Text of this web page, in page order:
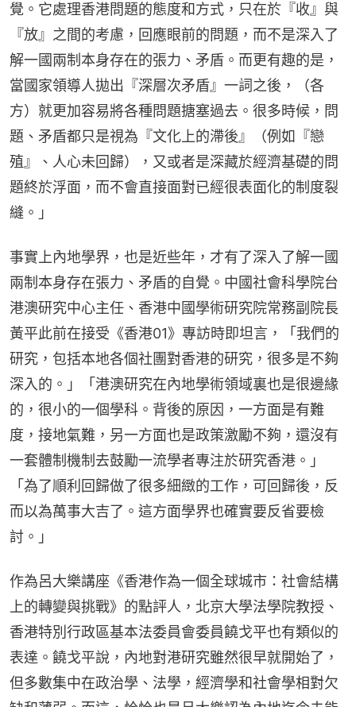
覺。它處理香港問題的態度和方式，只在於『收』與
『放』之間的考慮，回應眼前的問題，而不是深入了
解一國兩制本身存在的張力、矛盾。而更有趣的是，
當國家領導人拋出『深層次矛盾』一詞之後，（各
方）就更加容易將各種問題搪塞過去。很多時候，問
題、矛盾都只是視為『文化上的滯後』（例如『戀
殖』、人心未回歸），又或者是深藏於經濟基礎的問
題終於浮面，而不會直接面對已經很表面化的制度裂
縫。」
事實上內地學界，也是近些年，才有了深入了解一國
兩制本身存在張力、矛盾的自覺。中國社會科學院台
港澳研究中心主任、香港中國學術研究院常務副院長
黃平此前在接受《香港01》專訪時即坦言，「我們的
研究，包括本地各個社團對香港的研究，很多是不夠
深入的。」「港澳研究在內地學術領域裏也是很邊緣
的，很小的一個學科。背後的原因，一方面是有難
度，接地氣難，另一方面也是政策激勵不夠，還沒有
一套體制機制去鼓勵一流學者專注於研究香港。」
「為了順利回歸做了很多細緻的工作，可回歸後，反
而以為萬事大吉了。這方面學界也確實要反省要檢
討。」
作為呂大樂講座《香港作為一個全球城市：社會結構
上的轉變與挑戰》的點評人，北京大學法學院教授、
香港特別行政區基本法委員會委員饒戈平也有類似的
表達。饒戈平說，內地對港研究雖然很早就開始了，
但多數集中在政治學、法學，經濟學和社會學相對欠